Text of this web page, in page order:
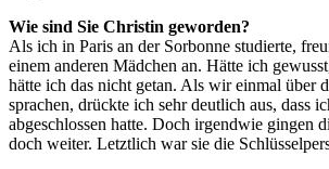
Wie sind Sie Christin geworden?
Als ich in Paris an der Sorbonne studierte,
einem anderen Mädchen an. Hätte ich
hätte ich das nicht getan. Als wir einmal über
sprachen, drückte ich sehr deutlich aus, dass
abgeschlossen hatte. Doch irgendwie gingen
doch weiter. Letztlich war sie die